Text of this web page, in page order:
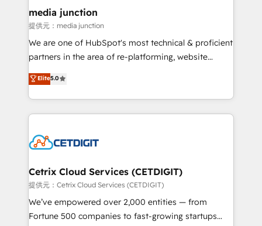
Mexico, USA, and Portugal—we've executed over a
hundred successful operations. Our approach,
rooted in RevOps principles, integrates analysis,
training, planning, and qualification. Leveraging
inbound marketing tactics, we focus on
understanding, nurturing, and converting leads.
competitive market.
media junction
提供元：media junction
We are one of HubSpot's most technical & proficient
partners in the area of re-platforming, website
design & development. We specialize in multi-hub
implementations for mid-market & enterprise
companies. We are woman-owned, powered by
coffee, and we ❤️ dogs. We produce award-winning
Impact Award 🏆2022 Technical Expertise Impact
Award 🏆2020 Elite Solutions Partner 🏆2019
Integrations HubSpot Impact Award 🏆2019
Marketing Enablement HubSpot Impact Award 🏆
2018 Website Design HubSpot Impact Award 🏆2017
Elite5.0
Cetrix Cloud Services (CETDIGIT)
提供元：Cetrix Cloud Services (CETDIGIT)
We’ve empowered over 2,000 entities — from
Fortune 500 companies to fast-growing startups